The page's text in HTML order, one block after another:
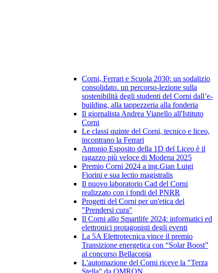
Corni, Ferrari e Scuola 2030: un sodalizio
consolidato. un percorso-lezione sulla
sostenibilità degli studenti del Corni dall’e-
building, alla tappezzeria alla fonderia
Il giornalista Andrea Vianello all'Istituto
Corni
Le classi quinte del Corni, tecnico e liceo,
incontrano la Ferrari
Antonio Esposito della 1D del Liceo è il
ragazzo più veloce di Modena 2025
Premio Corni 2024 a ing.Gian Luigi
Fiorini e sua lectio magistralis
Il nuovo laboratorio Cad del Corni
realizzato con i fondi del PNRR
Progetti del Corni per un'etica del
"Prendersi cura"
Il Corni allo Smartlife 2024: informatici ed
elettronici protagonisti degli eventi
La 5A Elettrotecnica vince il premio
Transizione energetica con “Solar Boost”
al concorso Bellacopia
L'automazione del Corni riceve la "Terza